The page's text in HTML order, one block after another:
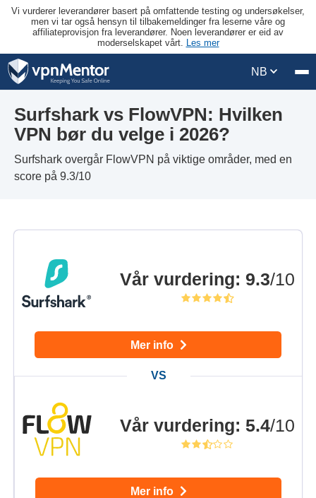
Vi vurderer leverandører basert på omfattende testing og undersøkelser,
men vi tar også hensyn til tilbakemeldinger fra leserne våre og
affiliateprovisjon fra leverandører. Noen leverandører er eid av
moderselskapet vårt. Les mer
NB
Surfshark vs FlowVPN: Hvilken
VPN bør du velge i 2026?
Surfshark overgår FlowVPN på viktige områder, med en
score på 9.3/10
Vår vurdering: 9.3/10
Mer info
Vår vurdering: 5.4/10
Mer info